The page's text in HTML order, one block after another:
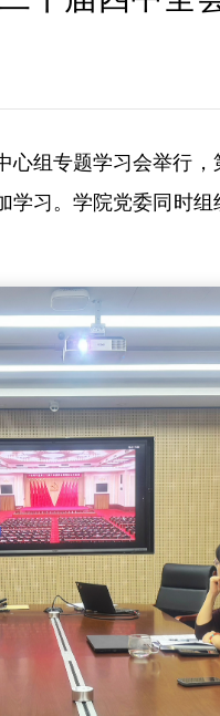
心组专题学习会举行
习。学院党委同时